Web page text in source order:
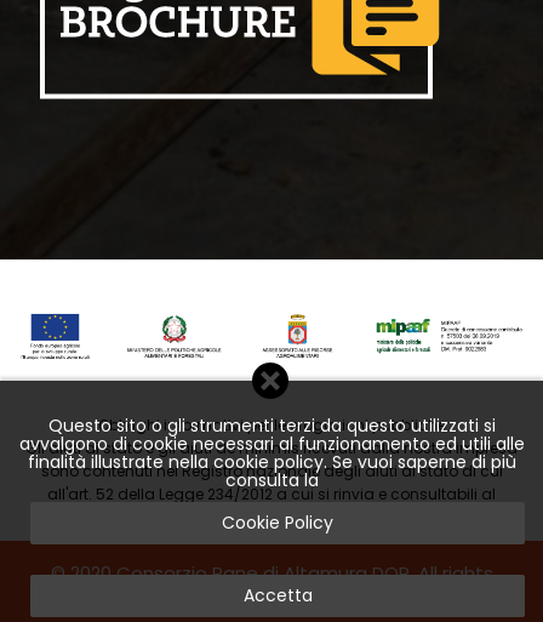
Questo sito o gli strumenti terzi da questo utilizzati si
avvalgono di cookie necessari al funzionamento ed utili alle
finalità illustrate nella cookie policy. Se vuoi saperne di più
consulta la
Cookie Policy
Accetta
Obblighi informativi per le erogazioni pubbliche
Gli aiuti di stato e gli aiuti de minimis ricevuti dalla nostra impresa
sono contenuti nel Registro nazionale degli aiuti di stato di cui
all'art. 52 della Legge 234/2012 a cui si rinvia e consultabili al
seguente link
© 2020 Consorzio Pane di Altamura DOP. All rights
Cookie- Created by